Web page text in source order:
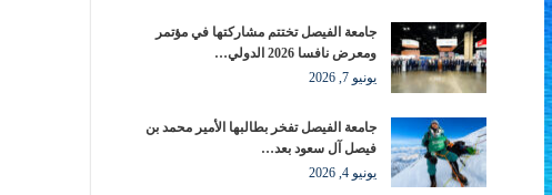
جامعة الفيصل تختتم مشاركتها في مؤتمر
ومعرض نافسا 2026 الدولي…
يونيو 7, 2026
جامعة الفيصل تفخر بطالبها الأمير محمد بن
فيصل آل سعود بعد…
يونيو 4, 2026